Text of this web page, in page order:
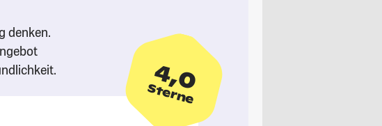
denken.
4,0
Sterne